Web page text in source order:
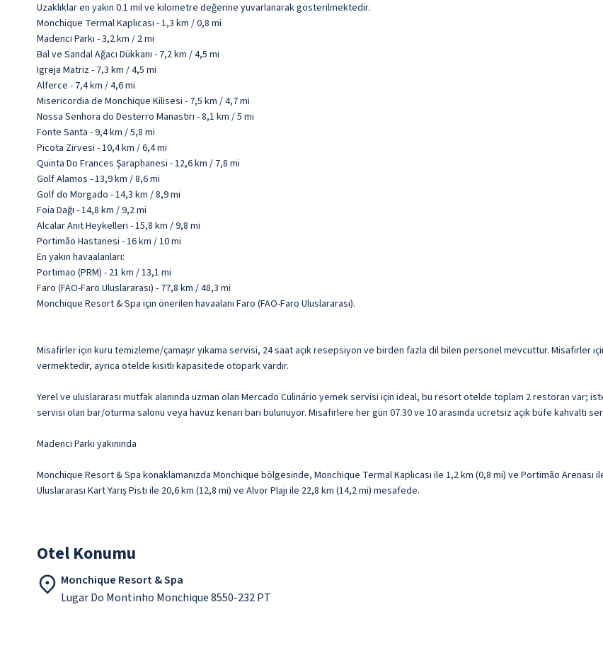
Uzaklıklar en yakın 0.1 mil ve kilometre değerine yuvarlanarak gösterilmektedir.
Monchique Termal Kaplıcası - 1,3 km / 0,8 mi
Madenci Parkı - 3,2 km / 2 mi
Bal ve Sandal Ağacı Dükkanı - 7,2 km / 4,5 mi
Igreja Matriz - 7,3 km / 4,5 mi
Alferce - 7,4 km / 4,6 mi
Misericordia de Monchique Kilisesi - 7,5 km / 4,7 mi
Nossa Senhora do Desterro Manastırı - 8,1 km / 5 mi
Fonte Santa - 9,4 km / 5,8 mi
Picota Zirvesi - 10,4 km / 6,4 mi
Quinta Do Frances Şaraphanesi - 12,6 km / 7,8 mi
Golf Alamos - 13,9 km / 8,6 mi
Golf do Morgado - 14,3 km / 8,9 mi
Foia Dağı - 14,8 km / 9,2 mi
Alcalar Anıt Heykelleri - 15,8 km / 9,8 mi
Portimão Hastanesi - 16 km / 10 mi
En yakın havaalanları:
Portimao (PRM) - 21 km / 13,1 mi
Faro (FAO-Faro Uluslararası) - 77,8 km / 48,3 mi
Monchique Resort & Spa için önerilen havaalanı Faro (FAO-Faro Uluslararası).
Misafirler için kuru temizleme/çamaşır yıkama servisi, 24 saat açık resepsiyon ve birden fazla dil bilen personel mevcuttur. Misafirler
vermektedir, ayrıca otelde kısıtlı kapasitede otopark vardır.
Yerel ve uluslararası mutfak alanında uzman olan Mercado Culinário yemek servisi için ideal, bu resort otelde toplam 2 restoran var;
servisi olan bar/oturma salonu veya havuz kenarı barı bulunuyor. Misafirlere her gün 07.30 ve 10 arasında ücretsiz açık büfe kahvaltı
Madenci Parkı yakınında
Monchique Resort & Spa konaklamanızda Monchique bölgesinde, Monchique Termal Kaplıcası ile 1,2 km (0,8 mi) ve Portimão Arenası
Uluslararası Kart Yarış Pisti ile 20,6 km (12,8 mi) ve Alvor Plajı ile 22,8 km (14,2 mi) mesafede.
Otel Konumu
Monchique Resort & Spa
Lugar Do Montinho Monchique 8550-232 PT